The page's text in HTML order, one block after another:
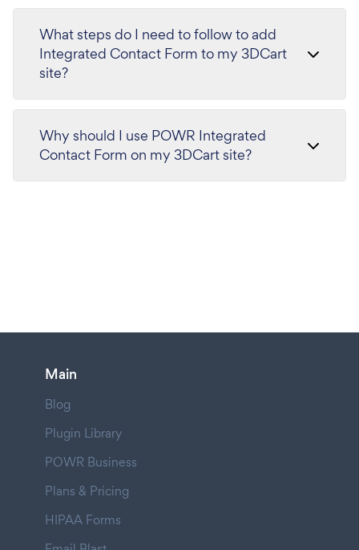
What steps do I need to follow to add
Integrated Contact Form to my 3DCart
site?
Why should I use POWR Integrated
Contact Form on my 3DCart site?
Main
Blog
Plugin Library
POWR Business
Plans & Pricing
HIPAA Forms